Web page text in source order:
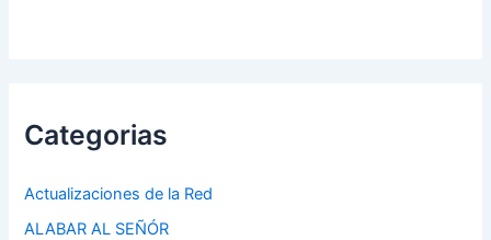
Categorias
Actualizaciones de la Red
ALABAR AL SEÑÓR